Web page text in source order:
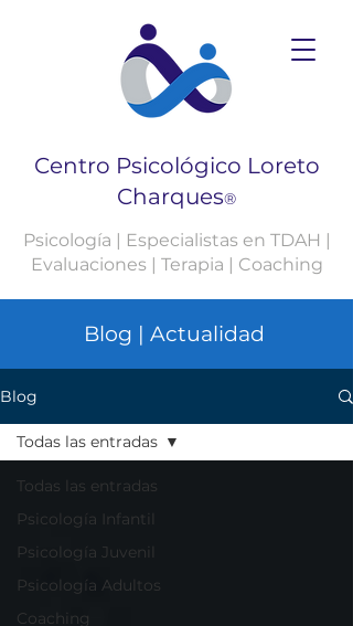
Centro Psicológico Loreto
Charques®
Psicología | Especialistas en TDAH |
Evaluaciones | Terapia | Coaching
Blog | Actualidad
Blog
Todas las entradas
Psicología Infantil
Psicología Juvenil
Psicología Adultos
Coaching
Todas las entradas